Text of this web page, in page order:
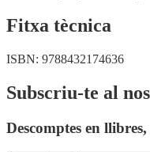
Fitxa tècnica
ISBN: 9788432174636
Subscriu-te al
Descomptes en